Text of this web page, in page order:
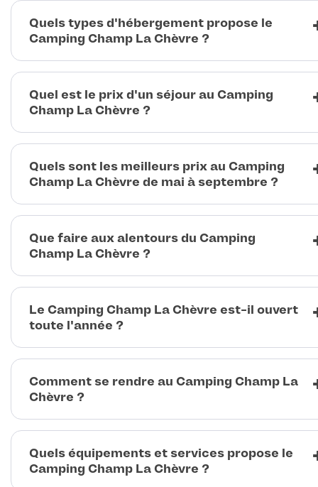
Quels types d'hébergement propose le
Camping Champ La Chèvre ?
Quel est le prix d'un séjour au Camping
Champ La Chèvre ?
Quels sont les meilleurs prix au Camping
Champ La Chèvre de mai à septembre ?
Que faire aux alentours du Camping
Champ La Chèvre ?
Le Camping Champ La Chèvre est-il ouvert
toute l'année ?
Comment se rendre au Camping Champ La
Chèvre ?
Quels équipements et services propose le
Camping Champ La Chèvre ?